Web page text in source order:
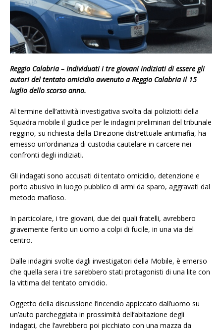
Reggio Calabria – Individuati i tre giovani indiziati di essere gli
autori del tentato omicidio avvenuto a Reggio Calabria il 15
luglio dello scorso anno.
Al termine dell’attività investigativa svolta dai poliziotti della
Squadra mobile il giudice per le indagini preliminari del tribunale
reggino, su richiesta della Direzione distrettuale antimafia, ha
emesso un’ordinanza di custodia cautelare in carcere nei
confronti degli indiziati.
Gli indagati sono accusati di tentato omicidio, detenzione e
porto abusivo in luogo pubblico di armi da sparo, aggravati dal
metodo mafioso.
In particolare, i tre giovani, due dei quali fratelli, avrebbero
gravemente ferito un uomo a colpi di fucile, in una via del
centro.
Dalle indagini svolte dagli investigatori della Mobile, è emerso
che quella sera i tre sarebbero stati protagonisti di una lite con
la vittima del tentato omicidio.
Oggetto della discussione l’incendio appiccato dall’uomo su
un’auto parcheggiata in prossimità dell’abitazione degli
indagati, che l’avrebbero poi picchiato con una mazza da